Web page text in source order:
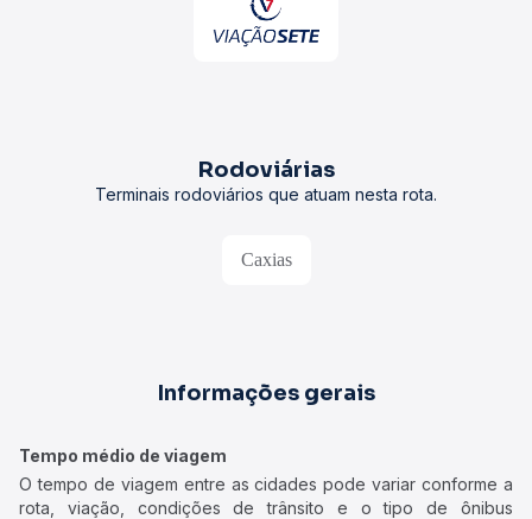
Rodoviárias
Terminais rodoviários que atuam nesta rota.
Caxias
Informações gerais
Tempo médio de viagem
O tempo de viagem entre as cidades pode variar conforme a
rota, viação, condições de trânsito e o tipo de ônibus